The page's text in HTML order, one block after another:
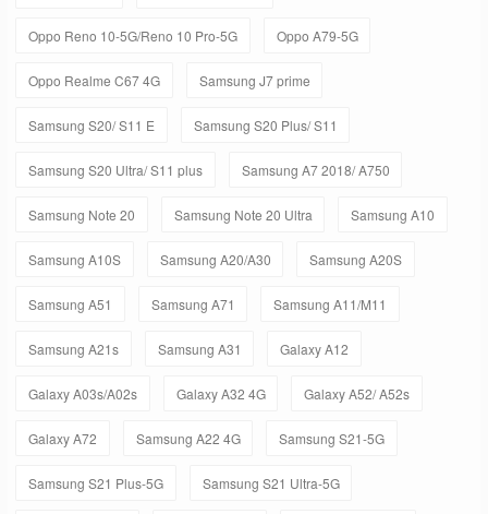
Oppo Reno 10-5G/Reno 10 Pro-5G Oppo A79-5G
Oppo Realme C67 4G Samsung J7 prime
Samsung S20/ S11 E Samsung S20 Plus/ S11
Samsung S20 Ultra/ S11 plus Samsung A7 2018/ A750
Samsung Note 20 Samsung Note 20 Ultra Samsung A10
Samsung A10S Samsung A20/A30 Samsung A20S
Samsung A51 Samsung A71 Samsung A11/M11
Samsung A21s Samsung A31 Galaxy A12
Galaxy A03s/A02s Galaxy A32 4G Galaxy A52/ A52s
Galaxy A72 Samsung A22 4G Samsung S21-5G
Samsung S21 Plus-5G Samsung S21 Ultra-5G